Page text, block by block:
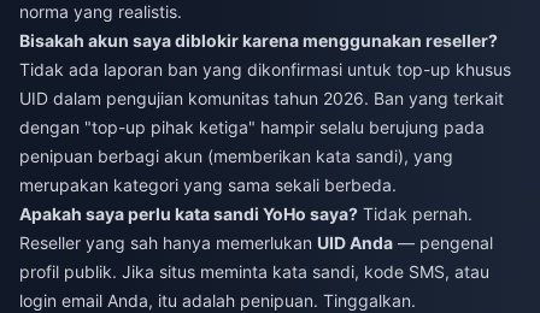
norma yang realistis.
Bisakah akun saya diblokir karena menggunakan reseller?
Tidak ada laporan ban yang dikonfirmasi untuk top-up khusus
UID dalam pengujian komunitas tahun 2026. Ban yang terkait
dengan "top-up pihak ketiga" hampir selalu berujung pada
penipuan berbagi akun (memberikan kata sandi), yang
merupakan kategori yang sama sekali berbeda.
Apakah saya perlu kata sandi YoHo saya? Tidak pernah.
Reseller yang sah hanya memerlukan UID Anda — pengenal
profil publik. Jika situs meminta kata sandi, kode SMS, atau
login email Anda, itu adalah penipuan. Tinggalkan.